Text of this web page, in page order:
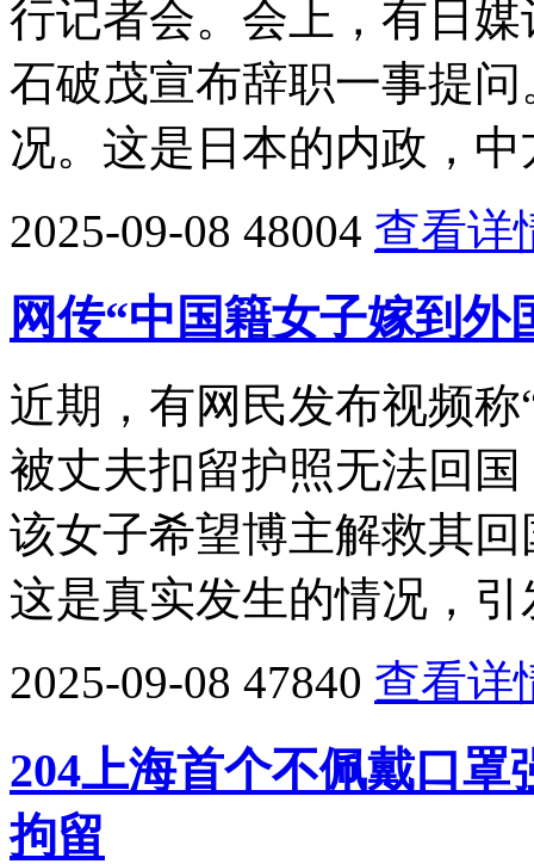
行记者会。会上，有日
石破茂宣布辞职一事提
况。这是日本的内政，
2025-09-08 48004 查看详
网传“中国籍女子嫁到
近期，有网民发布视频
被丈夫扣留护照无法回
该女子希望博主解救其
这是真实发生的情况，
2025-09-08 47840 查看详
204上海首个不佩戴口
拘留